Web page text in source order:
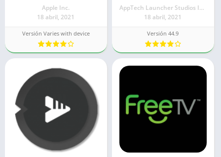
Apple Inc.
18 abril, 2021
Versión Varies with device
AppTech Launcher Studios Inc.
18 abril, 2021
Versión 44.9